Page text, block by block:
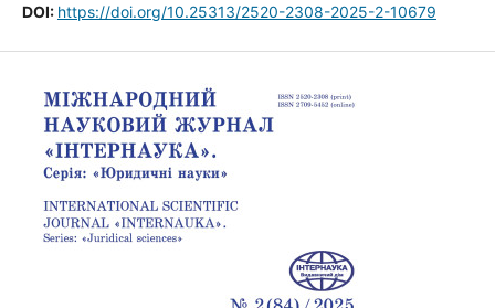
DOI: https://doi.org/10.25313/2520-2308-2025-2-10679